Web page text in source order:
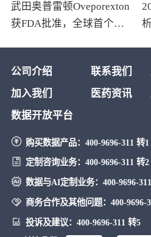
武田奥普雷顿Oveporexton
获FDA批准，全球首个靶
公司介绍 联系我们
加入我们
医药资讯
数据开放平台
购买数据产品： 400-9696-311 转1
定制咨询业务： 400-9696-311 转2
数据与AI定制业务： 400-9696-
商务合作及其他问题： 400-9696-
投诉及建议： 400-9696-311 转5